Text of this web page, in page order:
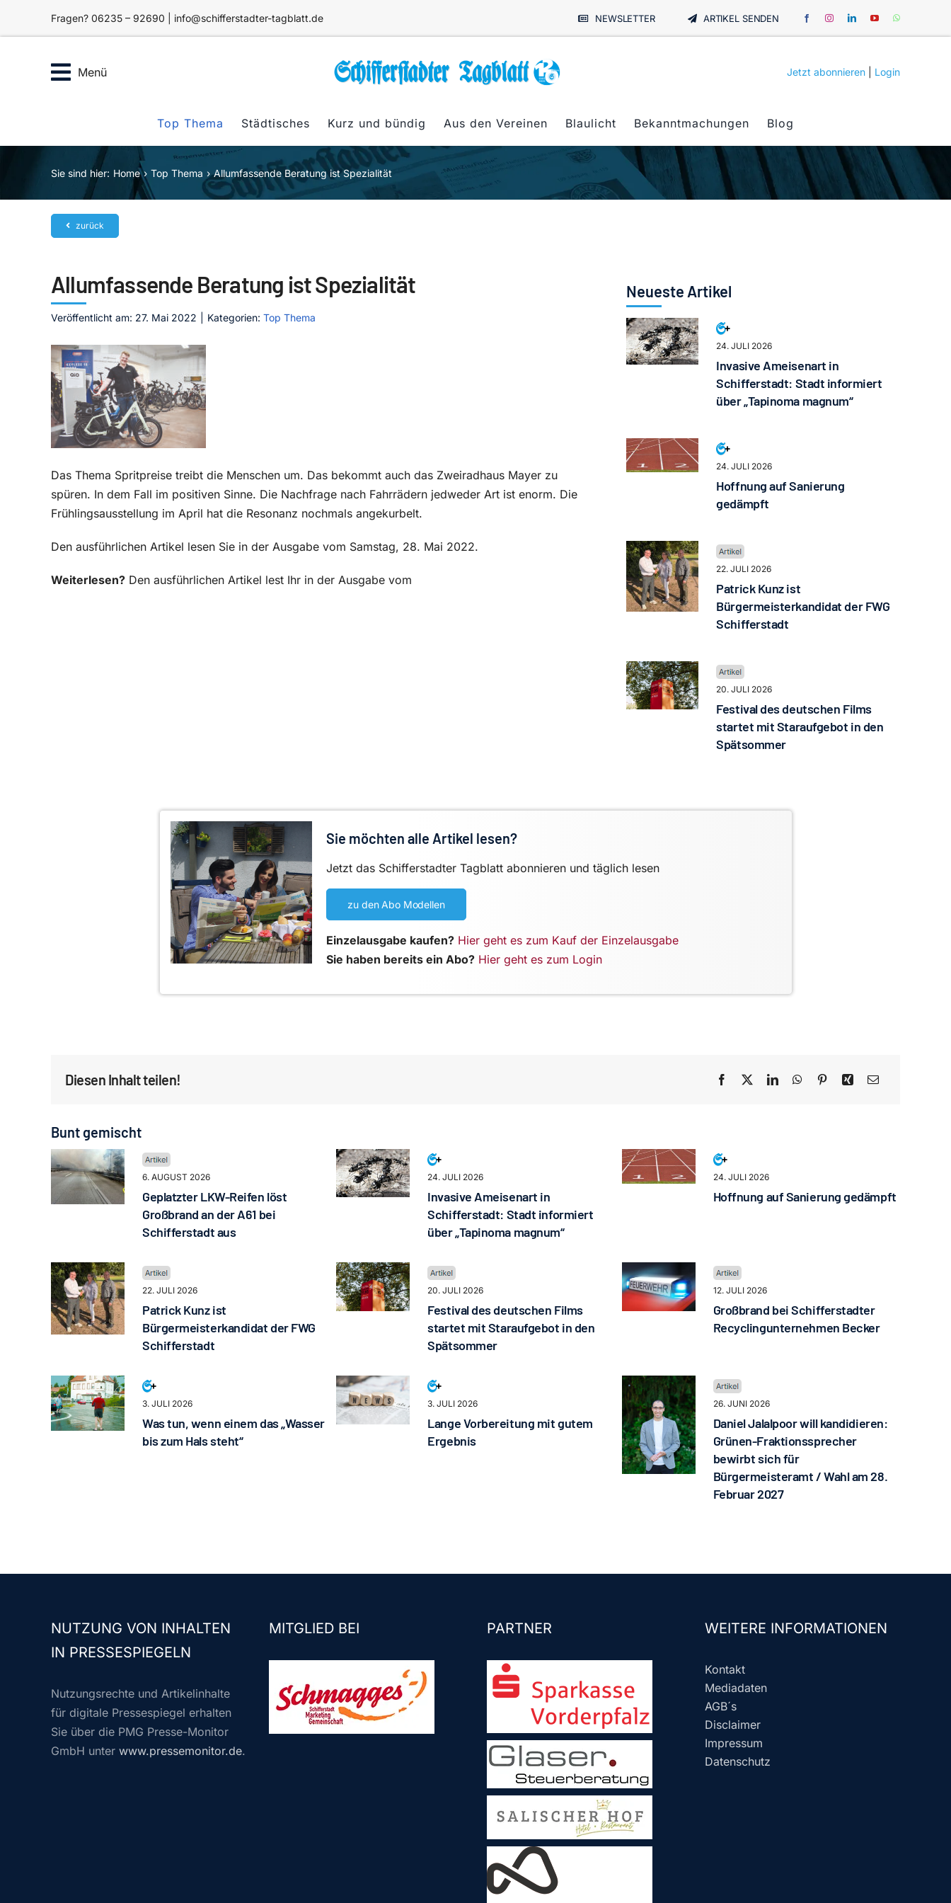
Fragen? 06235 – 92690 | info@schifferstadter-tagblatt.de NEWSLETTER ARTIKEL SENDEN
Menü Jetzt abonnieren Login
Top Thema Städtisches Kurz und bündig Aus den Vereinen Blaulicht Bekanntmachungen Blog
Sie sind hier: Home Top Thema Allumfassende Beratung ist Spezialität
zurück
Allumfassende Beratung ist Spezialität
Veröffentlicht am: 27. Mai 2022 Kategorien: Top Thema
Das Thema Spritpreise treibt die Menschen um. Das bekommt auch das Zweiradhaus Mayer zu
spüren. In dem Fall im positiven Sinne. Die Nachfrage nach Fahrrädern jedweder Art ist enorm. Die
Frühlingsausstellung im April hat die Resonanz nochmals angekurbelt.
Den ausführlichen Artikel lesen Sie in der Ausgabe vom Samstag, 28. Mai 2022.
Weiterlesen? Den ausführlichen Artikel lest Ihr in der Ausgabe vom
Neueste Artikel
24. JULI 2026
Invasive Ameisenart in
Schifferstadt: Stadt informiert
über „Tapinoma magnum“
24. JULI 2026
Hoffnung auf Sanierung
gedämpft
22. JULI 2026
Patrick Kunz ist
Bürgermeisterkandidat der FWG
Schifferstadt
20. JULI 2026
Festival des deutschen Films
startet mit Staraufgebot in den
Spätsommer
Sie möchten alle Artikel lesen?
Jetzt das Schifferstadter Tagblatt abonnieren und täglich lesen
zu den Abo Modellen
Einzelausgabe kaufen? Hier geht es zum Kauf der Einzelausgabe
Sie haben bereits ein Abo? Hier geht es zum Login
Diesen Inhalt teilen!
Bunt gemischt
6. AUGUST 2026
Geplatzter LKW-Reifen löst
Großbrand an der A61 bei
Schifferstadt aus
24. JULI 2026
Invasive Ameisenart in
Schifferstadt: Stadt informiert
über „Tapinoma magnum“
24. JULI 2026
Hoffnung auf Sanierung gedämpft
22. JULI 2026
Patrick Kunz ist
Bürgermeisterkandidat der FWG
Schifferstadt
20. JULI 2026
Festival des deutschen Films
startet mit Staraufgebot in den
Spätsommer
12. JULI 2026
Großbrand bei Schifferstadter
Recyclingunternehmen Becker
3. JULI 2026
Was tun, wenn einem das „Wasser
bis zum Hals steht“
3. JULI 2026
Lange Vorbereitung mit gutem
Ergebnis
26. JUNI 2026
Daniel Jalalpoor will kandidieren:
Grünen-Fraktionssprecher
bewirbt sich für
Bürgermeisteramt / Wahl am 28.
Februar 2027
NUTZUNG VON INHALTEN
IN PRESSESPIEGELN
Nutzungsrechte und Artikelinhalte
für digitale Pressespiegel erhalten
Sie über die PMG Presse-Monitor
GmbH unter www.pressemonitor.de.
MITGLIED BEI PARTNER WEITERE INFORMATIONEN
Kontakt
Mediadaten
AGB´s
Disclaimer
Impressum
Datenschutz